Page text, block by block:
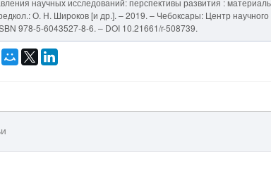
научных исследований: перспективы развития :
О. Н. Широков [и др.]. – 2019. – Чебоксары: Центр научного
978-5-6043527-8-6. – DOI 10.21661/r-508739.